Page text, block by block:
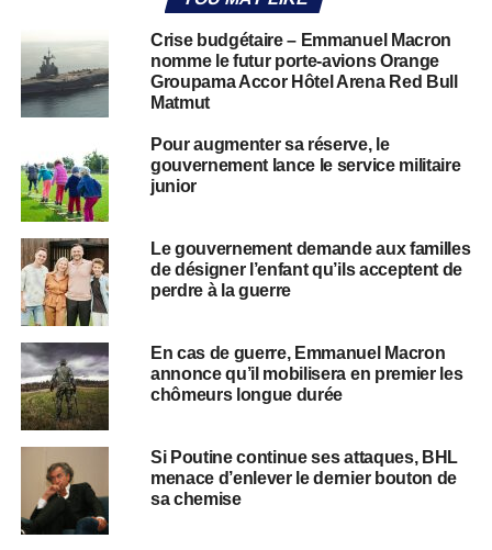
Crise budgétaire – Emmanuel Macron
nomme le futur porte-avions Orange
Groupama Accor Hôtel Arena Red Bull
Matmut
Pour augmenter sa réserve, le
gouvernement lance le service militaire
junior
Le gouvernement demande aux familles
de désigner l’enfant qu’ils acceptent de
perdre à la guerre
En cas de guerre, Emmanuel Macron
annonce qu’il mobilisera en premier les
chômeurs longue durée
Si Poutine continue ses attaques, BHL
menace d’enlever le dernier bouton de
sa chemise